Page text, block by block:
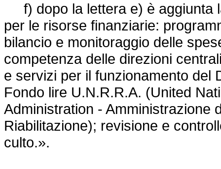
f) dopo la lettera e) è aggiunta
per le risorse finanziarie:
bilancio e monitoraggio delle
competenza delle direzioni
e servizi per il funzionamento del
Fondo lire U.N.R.R.A. (United
Administration - Amministrazione
Riabilitazione); revisione e
culto.».